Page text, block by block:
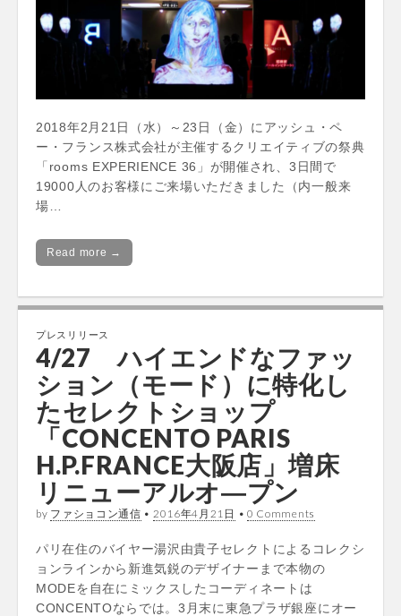
2018年2月21日（水）～23日（金）にアッシュ・ペ
ー・フランス株式会社が主催するクリエイティブの祭典
「rooms EXPERIENCE 36」が開催され、3日間で
19000人のお客様にご来場いただきました（内一般来
場…
Read more →
プレスリリース
4/27 ハイエンドなファッ
ション（モード）に特化し
たセレクトショップ
「CONCENTO PARIS
H.P.FRANCE大阪店」増床
リニューアルオ―プン
by ファショコン通信 • 2016年4月21日 • 0 Comments
パリ在住のバイヤー湯沢由貴子セレクトによるコレクシ
ョンラインから新進気鋭のデザイナーまで本物の
MODEを自在にミックスしたコーディネートは
CONCENTOならでは。3月末に東急プラザ銀座にオー